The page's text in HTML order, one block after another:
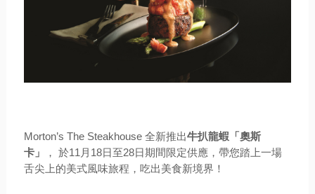
Morton’s The Steakhouse 全新推出牛扒龍蝦「奧斯
卡」
， 於11月18日至28日期間限定供應， 帶您踏上一場
舌尖上的美式風味旅程，吃出美食新境界！